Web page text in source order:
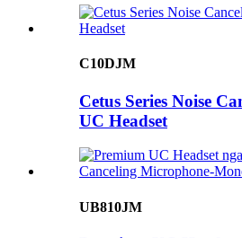
C10DJM
Cetus Series Noise
UC Headset
UB810JM